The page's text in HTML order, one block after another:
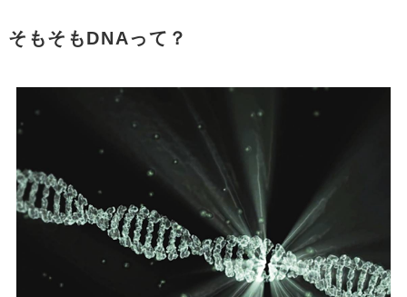
そもそもDNAって？